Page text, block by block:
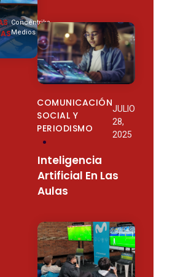
By
Concéntrika
Medios
JULIO
28,
2025
COMUNICACIÓN
SOCIAL Y
PERIODISMO
Inteligencia
Artificial En Las
Aulas